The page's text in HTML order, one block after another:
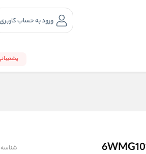
ورود به حساب کاربری
شناسه